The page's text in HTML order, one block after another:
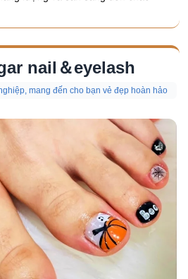
nail＆eyelash
mang đến cho bạn vẻ đẹp hoàn hảo